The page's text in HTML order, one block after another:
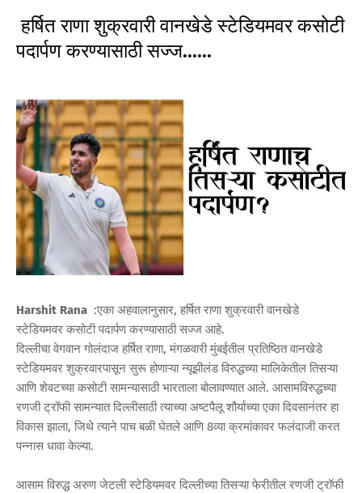
हर्षित राणा शुक्रवारी वानखेडे स्टेडियमवर कसोटी
पदार्पण करण्यासाठी सज्ज......
Harshit Rana :एका अहवालानुसार, हर्षित राणा शुक्रवारी वानखेडे
स्टेडियमवर कसोटी पदार्पण करण्यासाठी सज्ज आहे.
दिल्लीचा वेगवान गोलंदाज हर्षित राणा, मंगळवारी मुंबईतील प्रतिष्ठित वानखेडे
स्टेडियमवर शुक्रवारपासून सुरू होणाऱ्या न्यूझीलंड विरुद्धच्या मालिकेतील तिसऱ्या
आणि शेवटच्या कसोटी सामन्यासाठी भारताला बोलावण्यात आले. आसामविरुद्धच्या
रणजी ट्रॉफी सामन्यात दिल्लीसाठी त्याच्या अष्टपैलू शौर्याच्या एका दिवसानंतर हा
विकास झाला, जिथे त्याने पाच बळी घेतले आणि 8व्या क्रमांकावर फलंदाजी करत
पन्नास धावा केल्या.
आसाम विरुद्ध अरुण जेटली स्टेडियमवर दिल्लीच्या तिसऱ्या फेरीतील रणजी ट्रॉफी